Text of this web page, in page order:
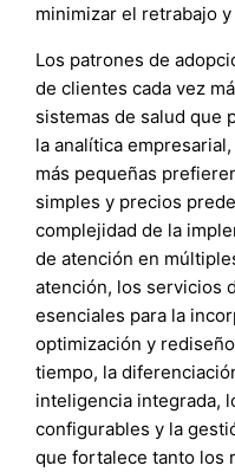
minimizar el retrabajo
Los patrones de
de clientes cada vez
sistemas de salud que
la analítica
más pequeñas
simples y precios
complejidad de la
de atención en
atención, los servicios
esenciales para la
optimización y
tiempo, la
inteligencia integrada,
configurables y la
que fortalece tanto los